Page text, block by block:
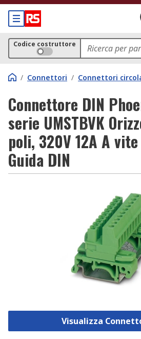
Codice costruttore
/ Connettori / Connettori
Connettore DIN
serie UMSTBVK
poli, 320V 12A A
Guida DIN
Visualizza